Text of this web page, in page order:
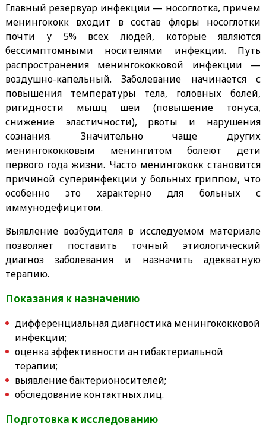
Главный резервуар инфекции — носоглотка, причем
менингококк входит в состав флоры носоглотки
почти у 5% всех людей, которые являются
бессимптомными носителями инфекции. Путь
распространения менингококковой инфекции —
воздушно-капельный. Заболевание начинается с
повышения температуры тела, головных болей,
ригидности мышц шеи (повышение тонуса,
снижение эластичности), рвоты и нарушения
сознания. Значительно чаще других
менингококковым менингитом болеют дети
первого года жизни. Часто менингококк становится
причиной суперинфекции у больных гриппом, что
особенно это характерно для больных с
иммунодефицитом.
Выявление возбудителя в исследуемом материале
позволяет поставить точный этиологический
диагноз заболевания и назначить адекватную
терапию.
Показания к назначению
дифференциальная диагностика менингококковой
инфекции;
оценка эффективности антибактериальной
терапии;
выявление бактерионосителей;
обследование контактных лиц.
Подготовка к исследованию